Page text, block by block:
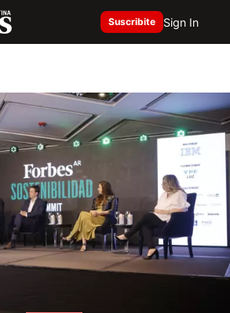
Suscribite Sign In